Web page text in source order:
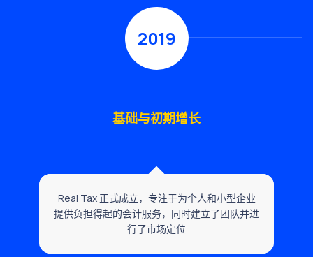
2019
基础与初期增长
Real Tax 正式成立，专注于为个人和小型企业
提供负担得起的会计服务，同时建立了团队并进
行了市场定位